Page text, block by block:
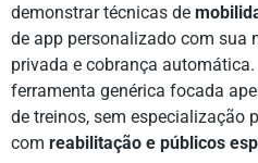
demonstrar técnicas de
de app personalizado com sua
privada e cobrança
ferramenta genérica focada
de treinos, sem especialização
com reabilitação e públicos